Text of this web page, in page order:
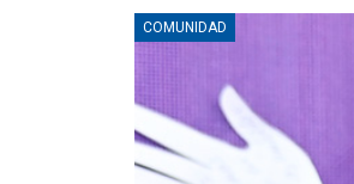
COMUNIDAD